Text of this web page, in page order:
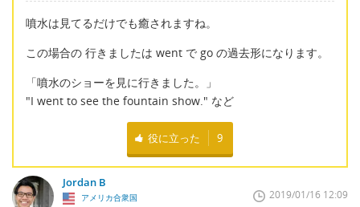
噴水は見てるだけでも癒されますね。
この場合の 行きましたは went で go の過去形になります。
「噴水のショーを見に行きました。」
"I went to see the fountain show." など
役に立った 9
Jordan B
アメリカ合衆国 2019/01/16 12:09